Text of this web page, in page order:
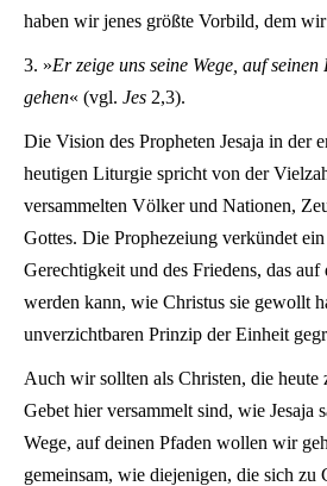
haben wir jenes größte Vorbild, dem
3. »Er zeige uns seine Wege, auf
gehen« (vgl. Jes 2,3).
Die Vision des Propheten Jesaja in der
heutigen Liturgie spricht von der
versammelten Völker und Nationen,
Gottes. Die Prophezeiung verkündet
Gerechtigkeit und des Friedens, das
werden kann, wie Christus sie gewollt
unverzichtbaren Prinzip der Einheit
Auch wir sollten als Christen, die heute
Gebet hier versammelt sind, wie Jesaja
Wege, auf deinen Pfaden wollen wir
gemeinsam, wie diejenigen, die sich zu